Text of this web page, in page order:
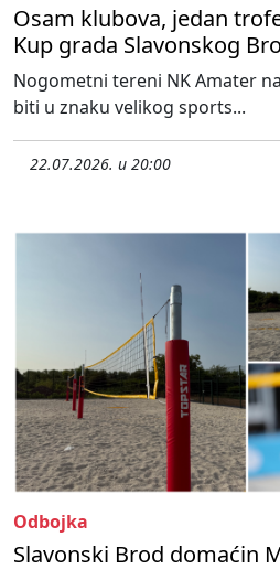
Osam klubova, jedan
Kup grada Slavonskog
Nogometni tereni NK Amater
biti u znaku velikog sports...
22.07.2026. u 20:00
Odbojka
Slavonski Brod domaćin